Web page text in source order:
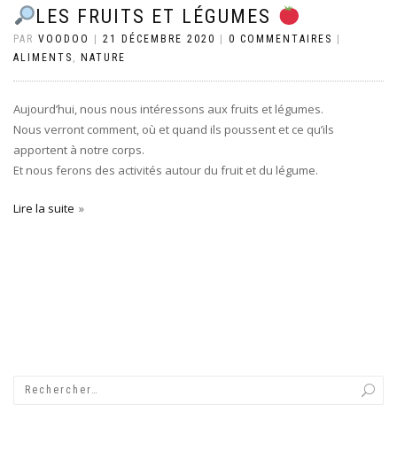
LES FRUITS ET LÉGUMES
PAR VOODOO 21 DÉCEMBRE 2020 0 COMMENTAIRES
ALIMENTS , NATURE
Aujourd’hui, nous nous intéressons aux fruits et légumes.
Nous verront comment, où et quand ils poussent et ce qu’ils
apportent à notre corps.
Et nous ferons des activités autour du fruit et du légume.
Lire la suite